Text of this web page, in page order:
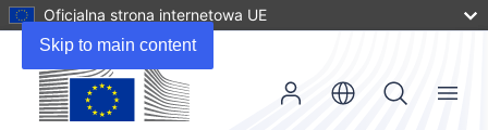
Skip to main content
Oficjalna strona internetowa UE
Menu